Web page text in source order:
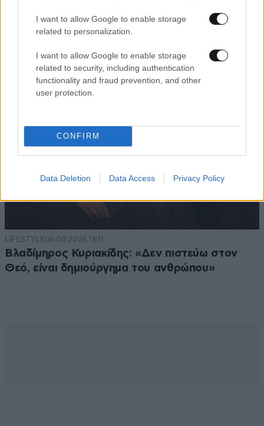
I want to allow Google to enable storage
related to personalization.
I want to allow Google to enable storage
related to security, including authentication
functionality and fraud prevention, and other
user protection.
CONFIRM
Data Deletion Data Access Privacy Policy
Ζώδια σήμερα: Η Σελήνη στους Διδύμους
φέρνει ανατροπές – Ποιοι δέχονται την
LIFESTYLE06·08·2026 16:11
Βλαδίμηρος Κυριακίδης: «Δεν πιστεύω στον
Θεό, είναι δημιούργημα του ανθρώπου»